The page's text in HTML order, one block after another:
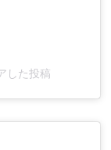
した投稿